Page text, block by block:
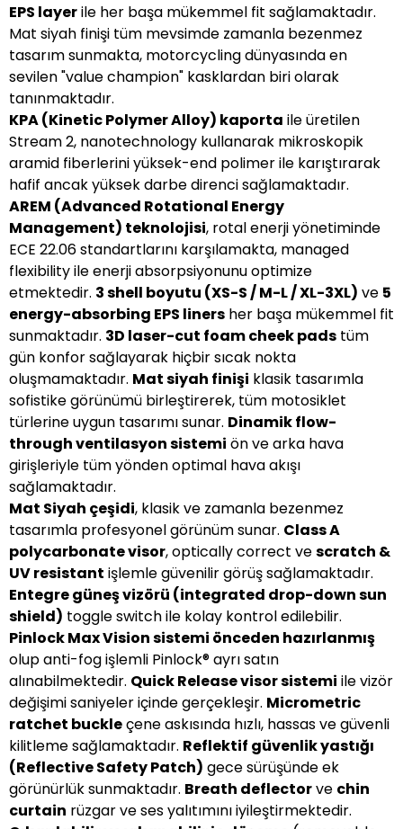
EPS layerile her başa mükemmel fit sağlamaktadır.
Mat siyah finişi tüm mevsimde zamanla bezenmez
tasarım sunmakta, motorcycling dünyasında en
sevilen "value champion" kasklardan biri olarak
tanınmaktadır.
KPA (Kinetic Polymer Alloy) kaporta ile üretilen
Stream 2, nanotechnology kullanarak mikroskopik
aramid fiberlerini yüksek-end polimer ile karıştırarak
hafif ancak yüksek darbe direnci sağlamaktadır.
AREM (Advanced Rotational Energy
Management) teknolojisi, rotal enerji yönetiminde
ECE 22.06 standartlarını karşılamakta, managed
flexibility ile enerji absorpsiyonunu optimize
etmektedir. 3 shell boyutu (XS-S / M-L / XL-3XL) ve 5
energy-absorbing EPS liners her başa mükemmel fit
sunmaktadır. 3D laser-cut foam cheek pads tüm
gün konfor sağlayarak hiçbir sıcak nokta
oluşmamaktadır. Mat siyah finişi klasik tasarımla
sofistike görünümü birleştirerek, tüm motosiklet
türlerine uygun tasarımı sunar. Dinamik flow-
through ventilasyon sistemi ön ve arka hava
girişleriyle tüm yönden optimal hava akışı
sağlamaktadır.
Mat Siyah çeşidi, klasik ve zamanla bezenmez
tasarımla profesyonel görünüm sunar. Class A
polycarbonate visor, optically correct vescratch &
UV resistant işlemle güvenilir görüş sağlamaktadır.
Entegre güneş vizörü (integrated drop-down sun
shield) toggle switch ile kolay kontrol edilebilir.
Pinlock Max Vision sistemi önceden hazırlanmış
olup anti-fog işlemli Pinlock® ayrı satın
alınabilmektedir. Quick Release visor sistemi ile vizör
değişimi saniyeler içinde gerçekleşir. Micrometric
ratchet buckleçene askısında hızlı, hassas ve güvenli
kilitleme sağlamaktadır. Reflektif güvenlik yastığı
(Reflective Safety Patch) gece sürüşünde ek
görünürlük sunmaktadır. Breath deflectorve chin
curtain rüzgar ve ses yalıtımını iyileştirmektedir.